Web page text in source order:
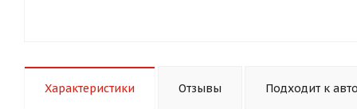
Характеристики Отзывы Подходит к авто